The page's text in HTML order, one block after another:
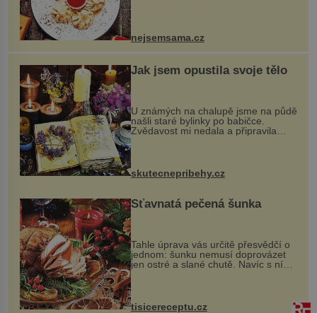
evropské a asijské chutě a díky tomu
pokrmy, které rozhodně st...
nejsemsama.cz
Jak jsem opustila svoje tělo
U známých na chalupě jsme na půdě
našli staré bylinky po babičce.
Zvědavost mi nedala a připravila
jsem si z nich lektvar… Zimní pobyt
na chalupě se pro mě vlastní vinou
změnil v děsivý zážitek, na kt...
skutecnepribehy.cz
Šťavnatá pečená šunka
Tahle úprava vás určitě přesvědčí o
jednom: šunku nemusí doprovázet
jen ostré a slané chutě. Navíc s ní
nakrmíte poměrně hodně hladových
krků. Ingredience sádlo 3 kg šunky
vcelku 3 stroužky česneku hl...
tisicereceptu.cz